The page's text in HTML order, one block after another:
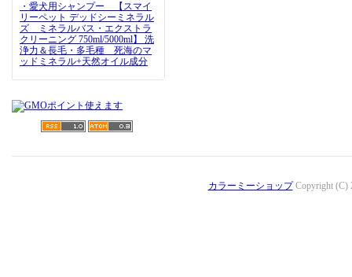
・愛犬用シャンプー 【スマイ
リーペット デッドシーミネラル
ズ ミネラルバス・エクストラ
クリーニング 750ml/5000ml】 洗
浄力＆長毛・多毛種 死海のマ
ッドミネラル+天然オイル成分
カラーミーショップCopyright (C)